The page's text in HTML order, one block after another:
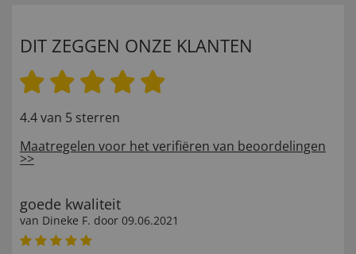
DIT ZEGGEN ONZE KLANTEN
4.4 van 5 sterren
Maatregelen voor het verifiëren van beoordelingen
>>
goede kwaliteit
van Dineke F. door 09.06.2021